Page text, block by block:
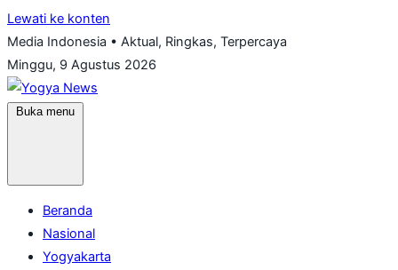
Lewati ke konten
Media Indonesia • Aktual, Ringkas, Terpercaya
Minggu, 9 Agustus 2026
Buka menu
Beranda
Nasional
Yogyakarta